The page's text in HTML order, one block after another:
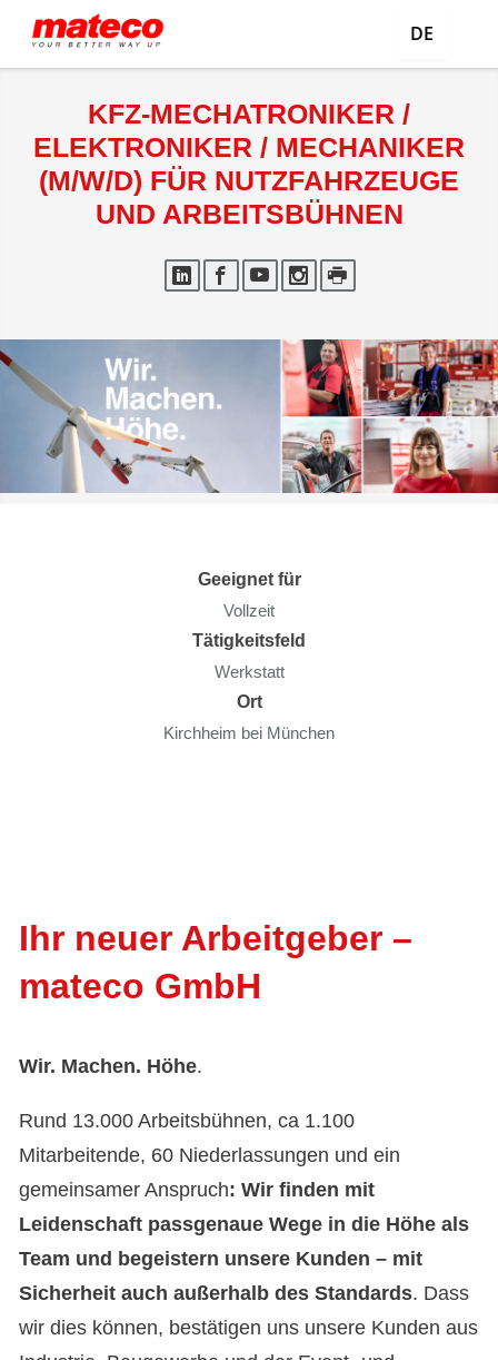
DE
KFZ-MECHATRONIKER /
ELEKTRONIKER / MECHANIKER
(M/W/D) FÜR NUTZFAHRZEUGE
UND ARBEITSBÜHNEN
Geeignet für
Vollzeit
Tätigkeitsfeld
Werkstatt
Ort
Kirchheim bei München
Ihr neuer Arbeitgeber –
mateco GmbH
Wir. Machen. Höhe.
Rund 13.000 Arbeitsbühnen, ca 1.100
Mitarbeitende, 60 Niederlassungen und ein
gemeinsamer Anspruch: Wir finden mit
Leidenschaft passgenaue Wege in die Höhe als
Team und begeistern unsere Kunden – mit
Sicherheit auch außerhalb des Standards. Dass
wir dies können, bestätigen uns unsere Kunden aus